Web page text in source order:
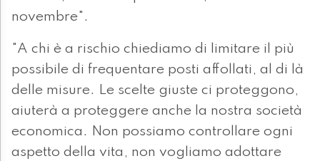
novembre".
"A chi è a rischio chiediamo di limitare il più
possibile di frequentare posti affollati, al di là
delle misure. Le scelte giuste ci proteggono,
aiuterà a proteggere anche la nostra società
economica. Non possiamo controllare ogni
aspetto della vita, non vogliamo adottare